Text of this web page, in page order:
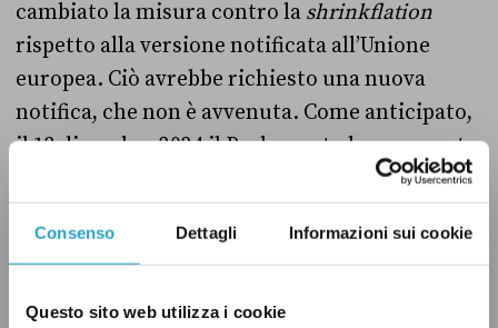
Consenso Dettagli Informazioni sui cookie
Questo sito web utilizza i cookie
cambiato la misura contro la shrinkflation
rispetto alla versione notificata all’Unione
europea. Ciò avrebbe richiesto una nuova
notifica, che non è avvenuta. Come anticipato,
il 12 dicembre 2024 il Parlamento ha approvato
definitivamente la legge che contiene la
misura, in violazione delle regole che
disciplinano la procedura TRIS, poiché non ha
stessa violazione è stata commessa dal